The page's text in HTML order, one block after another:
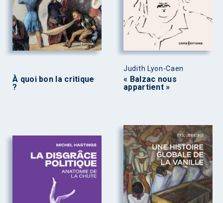
À quoi bon la critique
?
Judith Lyon-Caen
« Balzac nous
appartient »